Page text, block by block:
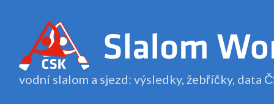
vodní slalom a sjezd: výsledky, žebříčky, data